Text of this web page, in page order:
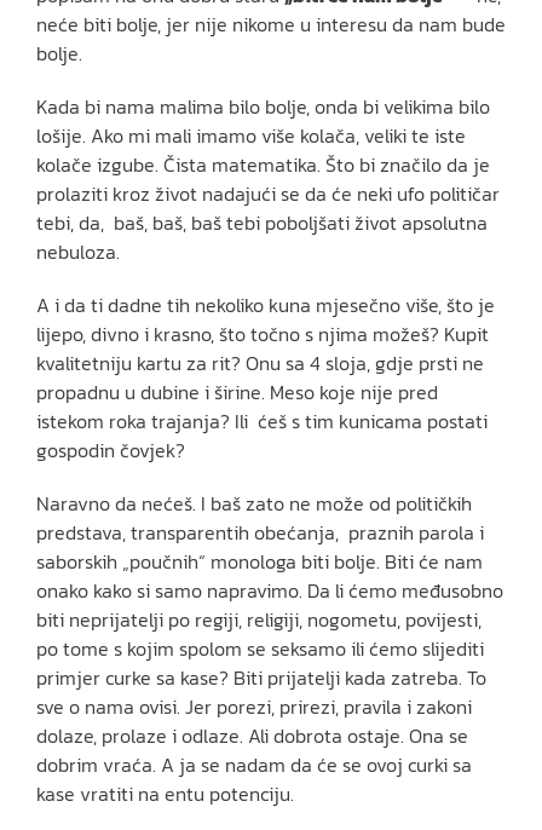
neće biti bolje, jer nije nikome u interesu da nam bude
bolje.
Kada bi nama malima bilo bolje, onda bi velikima bilo
lošije. Ako mi mali imamo više kolača, veliki te iste
kolače izgube. Čista matematika. Što bi značilo da je
prolaziti kroz život nadajući se da će neki ufo političar
tebi, da, baš, baš, baš tebi poboljšati život apsolutna
nebuloza.
A i da ti dadne tih nekoliko kuna mjesečno više, što je
lijepo, divno i krasno, što točno s njima možeš? Kupit
kvalitetniju kartu za rit? Onu sa 4 sloja, gdje prsti ne
propadnu u dubine i širine. Meso koje nije pred
istekom roka trajanja? Ili ćeš s tim kunicama postati
gospodin čovjek?
Naravno da nećeš. I baš zato ne može od političkih
predstava, transparentih obećanja, praznih parola i
saborskih „poučnih“ monologa biti bolje. Biti će nam
onako kako si samo napravimo. Da li ćemo međusobno
biti neprijatelji po regiji, religiji, nogometu, povijesti,
po tome s kojim spolom se seksamo ili ćemo slijediti
primjer curke sa kase? Biti prijatelji kada zatreba. To
sve o nama ovisi. Jer porezi, prirezi, pravila i zakoni
dolaze, prolaze i odlaze. Ali dobrota ostaje. Ona se
dobrim vraća. A ja se nadam da će se ovoj curki sa
kase vratiti na entu potenciju.